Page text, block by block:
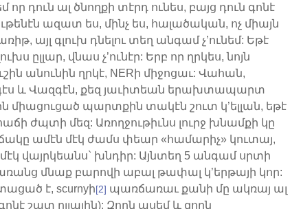
դուն ալ ծնողքի տէրդ ունես, բայց դուն գոնէ
ազատ ես, մինչ ես, հալածական, ոչ միայն
այլ գլուխ դնելու տեղ անգամ չ’ունեմ: Եթէ
ըլլար, վնաս չ’ունէր: Երբ որ ղրկես, նոյն
անունին ղրկէ, NERի միջոցաւ: Վահան,
և Վազգէն, քեզ յաւիտեան երախտապարտ
միացուցած պարտքին տակէն շուտ կ’ելլան, եթէ
ժպտի մեզ: Առողջութիւնս լուրջ խնամքի կը
ամէն մէկ ժամս փեար «համարիչ» կուտայ,
վայրկեանս` խնդիր: Այնտեղ 5 անգամ սրտի
մնաք բարովի աբալ թափալ կ’երթայի կոր:
է, scurnyի[2] պառճառաւ քանի մը ակռայ ալ
շատ ըլլային): Զորն ասեմ և զորն